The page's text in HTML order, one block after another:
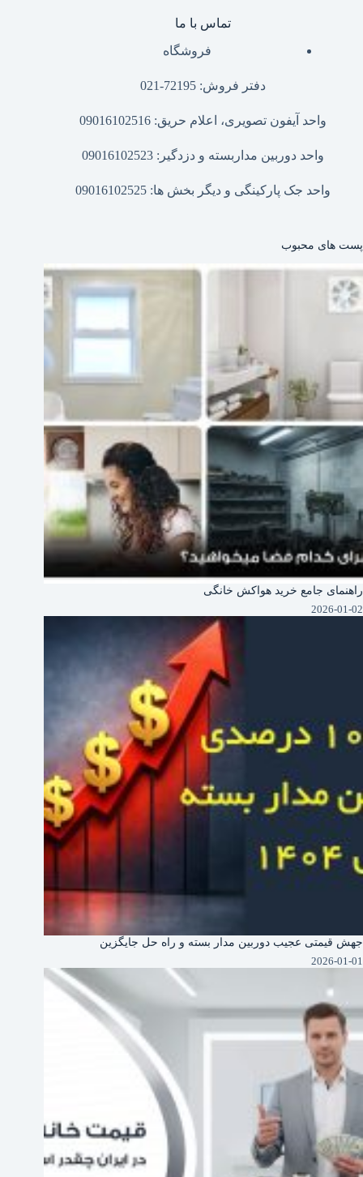
تماس با ما
فروشگاه
دفتر فروش: 72195-021
واحد آیفون تصویری، اعلام حریق: 09016102516
واحد دوربین مداربسته و دزدگیر: 09016102523
واحد جک پارکینگی و دیگر بخش ها: 09016102525
پست های محبوب
راهنمای جامع خرید هواکش خانگی
2026-01-02
جهش قیمتی عجیب دوربین‌ مدار بسته و راه حل جایگزین
2026-01-01